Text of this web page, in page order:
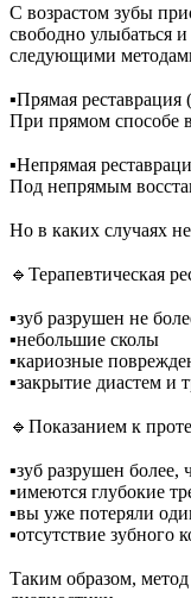
С возрастом зубы
свободно улыбаться
следующими
▪︎Прямая реставрация
При прямом способе
▪︎Непрямая
Под непрямым
Но в каких случаях
🔹️Терапевтическая
▪︎зуб разрушен не
▪︎небольшие сколы
▪︎кариозные
▪︎закрытие диастем и
🔹️Показанием к
▪︎зуб разрушен более,
▪︎имеются глубокие
▪︎вы уже потеряли
▪︎отсутствие зубного
Таким образом, метод